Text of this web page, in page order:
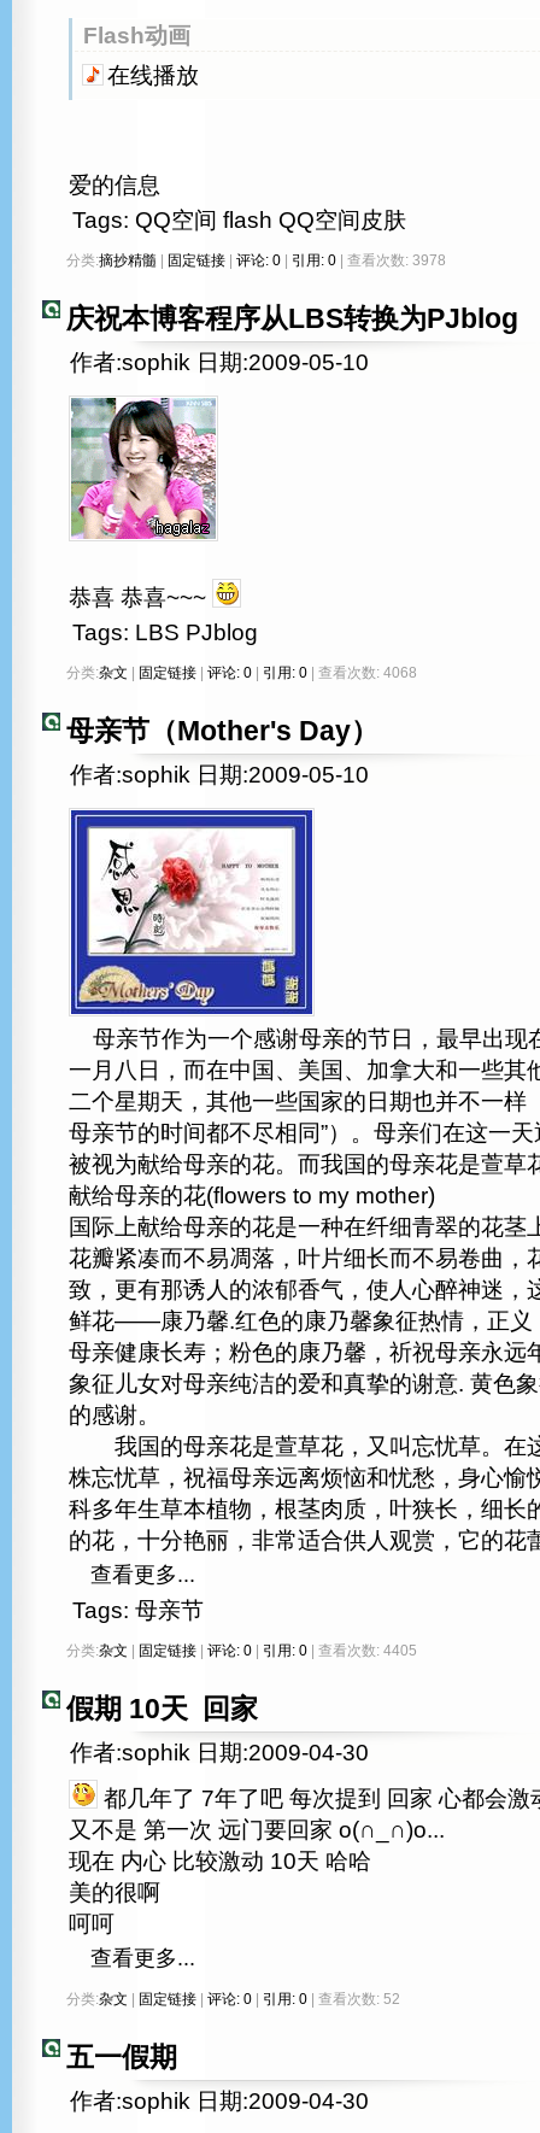
Flash动画
在线播放
爱的信息
Tags: QQ空间 flash QQ空间皮肤
分类:摘抄精髓 固定链接 评论: 0 引用: 0 | 查看次数: 3978
庆祝本博客程序从LBS转换为PJblog
作者:sophik 日期:2009-05-10
恭喜 恭喜~~~
Tags: LBS PJblog
分类:杂文 固定链接 评论: 0 引用: 0 | 查看次数: 4068
母亲节（Mother's Day）
作者:sophik 日期:2009-05-10
母亲节作为一个感谢母亲的节日，最早出现
一月八日，而在中国、美国、加拿大和一些其
二个星期天，其他一些国家的日期也并不一样
母亲节的时间都不尽相同”）。母亲们在这一
被视为献给母亲的花。而我国的母亲花是萱草
献给母亲的花(flowers to my mother)
国际上献给母亲的花是一种在纤细青翠的花茎
花瓣紧凑而不易凋落，叶片细长而不易卷曲，
致，更有那诱人的浓郁香气，使人心醉神迷，
鲜花——康乃馨.红色的康乃馨象征热情，正义
母亲健康长寿；粉色的康乃馨，祈祝母亲永远
象征儿女对母亲纯洁的爱和真挚的谢意. 黄色
的感谢。
我国的母亲花是萱草花，又叫忘忧草。在
株忘忧草，祝福母亲远离烦恼和忧愁，身心愉
科多年生草本植物，根茎肉质，叶狭长，细长
的花，十分艳丽，非常适合供人观赏，它的花
查看更多...
Tags: 母亲节
分类:杂文 固定链接 评论: 0 引用: 0 | 查看次数: 4405
假期 10天 回家
作者:sophik 日期:2009-04-30
都几年了 7年了吧 每次提到 回家 心都会激
又不是 第一次 远门要回家 o(∩_∩)o...
现在 内心 比较激动 10天 哈哈
美的很啊
呵呵
查看更多...
分类:杂文 固定链接 评论: 0 引用: 0 | 查看次数: 52
五一假期
作者:sophik 日期:2009-04-30